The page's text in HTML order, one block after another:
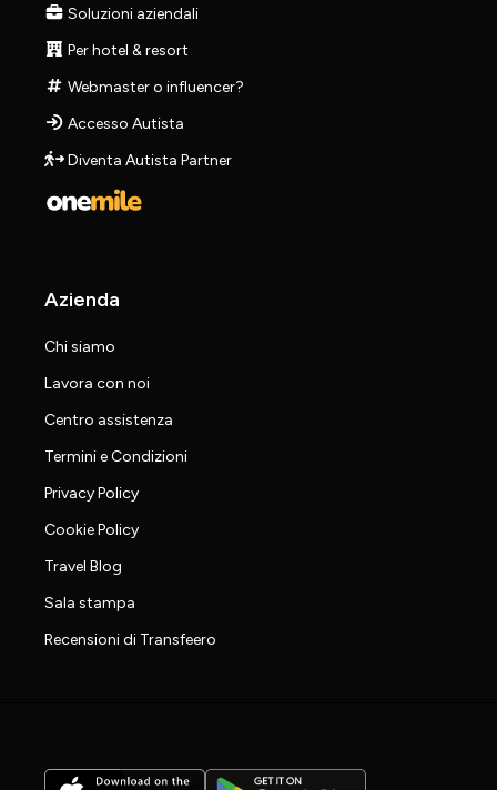
Soluzioni aziendali
Per hotel & resort
Webmaster o influencer?
Accesso Autista
Diventa Autista Partner
Azienda
Chi siamo
Lavora con noi
Centro assistenza
Termini e Condizioni
Privacy Policy
Cookie Policy
Travel Blog
Sala stampa
Recensioni di Transfeero